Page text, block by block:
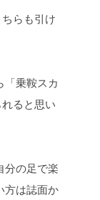
らも引け
「乗鞍スカ
ると思い
分の足で楽
方は誌面か